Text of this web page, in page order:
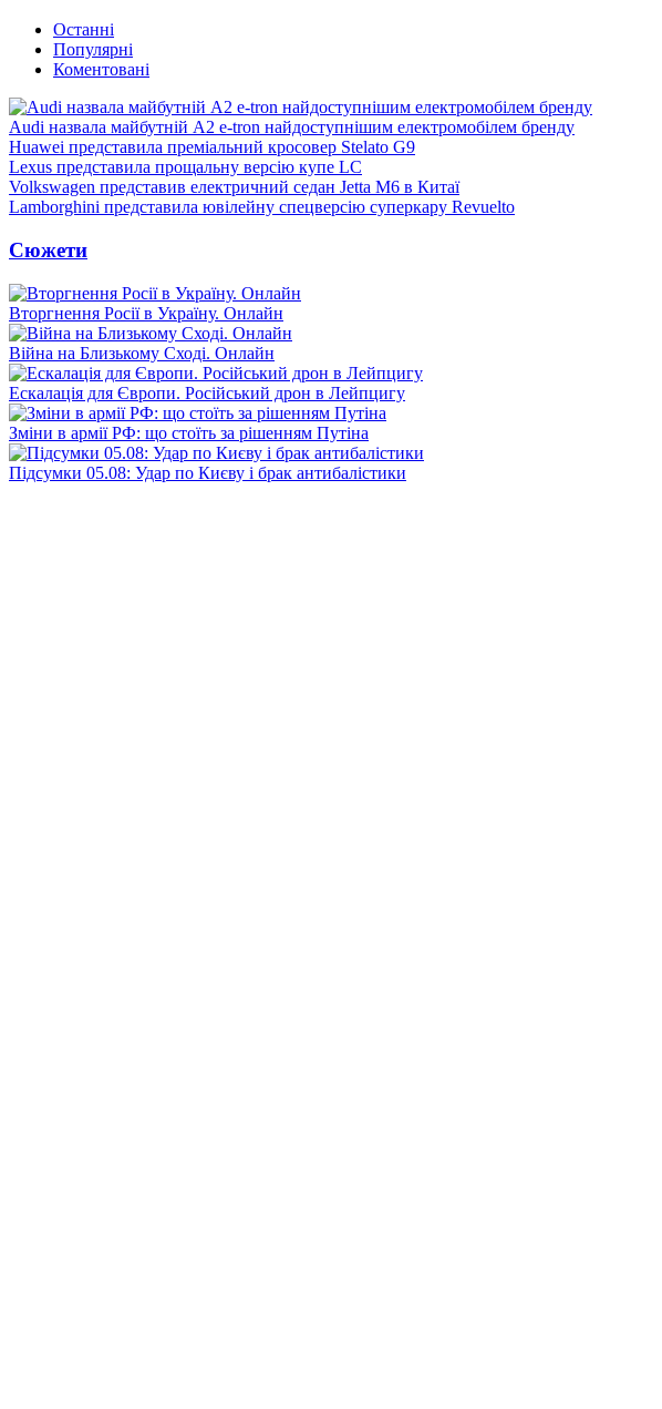
Останні
Популярні
Коментовані
Audi назвала майбутній A2 e-tron найдоступнішим електромобілем бренду
Huawei представила преміальний кросовер Stelato G9
Lexus представила прощальну версію купе LC
Volkswagen представив електричний седан Jetta M6 в Китаї
Lamborghini представила ювілейну спецверсію суперкару Revuelto
Сюжети
Вторгнення Росії в Україну. Онлайн
Війна на Близькому Сході. Онлайн
Ескалація для Європи. Російський дрон в Лейпцигу
Зміни в армії РФ: що стоїть за рішенням Путіна
Підсумки 05.08: Удар по Києву і брак антибалістики